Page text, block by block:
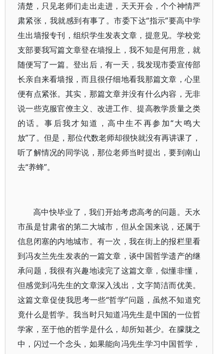
清楚，只见老师们走出走进，天天开会，个个神情严
肃紧张，我就感到有事了。市委下达“指示”要高中学
生出墙报专刊，组织学生发表文章，提意见。学校党
支部要我写篇文章登在墙报上，我不知是何用意，就
随便写了一篇。登出后，有一天，我发现市委宣传部
长亲自来看墙报，而且很仔细地看我那篇文章，心里
便有点紧张。其实，那篇文章并没有什么内容，无非
说一些克服官僚主义、改进工作、提高教学质量之类
的话。事后我才知道，高中生不再参加“大鸣大
放”了。但是，那位代数老师却很快就没有再讲课了，
听了解情况的同学说，那位老师当时提出，要到南山
去“养蜂”。
高中快毕业了，我们开始考虑高考的问题。天水
市虽是甘肃省的第二大城市，但从全国来说，还属于
信息闭塞的内地城市。有一次，我在街上的报栏里看
到冯友兰先生发表的一篇文章，谈中国哲学遗产的继
承问题，我很有兴趣地读完了这篇文章，似懂非懂，
但感觉到冯先生的文章深入浅出，文字简洁而优美。
这篇文章促使我思考一些“哲学”问题，虽然不知道究
竟什么是哲学。我当时只知道冯先生是中国的一位哲
学家，至于他的哲学是什么，却所知甚少。在朦胧之
中，闪过一个念头，如果能向冯先生学习中国哲学，